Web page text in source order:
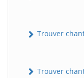
Trouver
Trouver